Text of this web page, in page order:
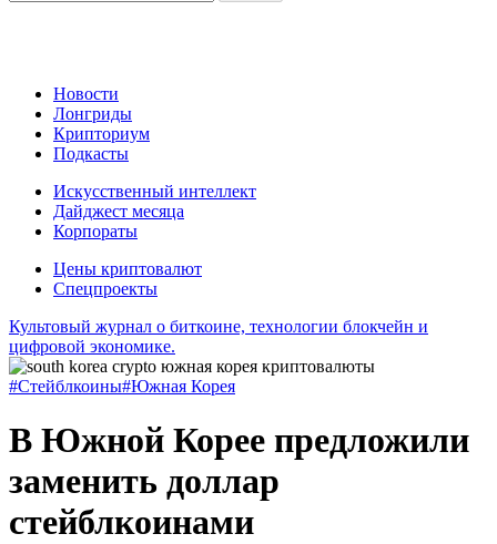
Новости
Лонгриды
Крипториум
Подкасты
Искусственный интеллект
Дайджест месяца
Корпораты
Цены криптовалют
Спецпроекты
Культовый журнал о биткоине, технологии блокчейн и
цифровой экономике.
#Стейблкоины#Южная Корея
В Южной Корее предложили
заменить доллар
стейблкоинами